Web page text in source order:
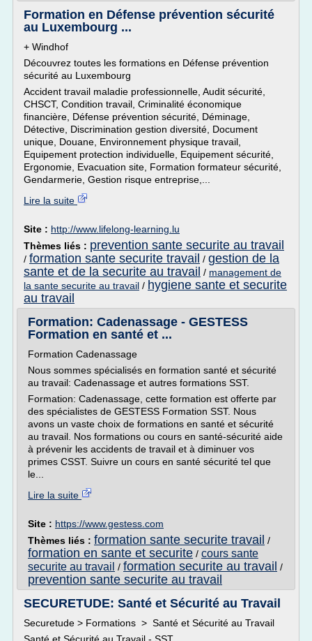
Formation en Défense prévention sécurité
au Luxembourg ...
+ Windhof
Découvrez toutes les formations en Défense prévention
sécurité au Luxembourg
Accident travail maladie professionnelle, Audit sécurité,
CHSCT, Condition travail, Criminalité économique
financière, Défense prévention sécurité, Déminage,
Détective, Discrimination gestion diversité, Document
unique, Douane, Environnement physique travail,
Equipement protection individuelle, Equipement sécurité,
Ergonomie, Evacuation site, Formation formateur sécurité,
Gendarmerie, Gestion risque entreprise,...
Lire la suite
Site : http://www.lifelong-learning.lu
Thèmes liés : prevention sante securite au travail
/ formation sante securite travail / gestion de la
sante et de la securite au travail / management de
la sante securite au travail / hygiene sante et securite
au travail
Formation: Cadenassage - GESTESS
Formation en santé et ...
Formation Cadenassage
Nous sommes spécialisés en formation santé et sécurité
au travail: Cadenassage et autres formations SST.
Formation: Cadenassage, cette formation est offerte par
des spécialistes de GESTESS Formation SST. Nous
avons un vaste choix de formations en santé et sécurité
au travail. Nos formations ou cours en santé-sécurité aide
à prévenir les accidents de travail et à diminuer vos
primes CSST. Suivre un cours en santé sécurité tel que
le...
Lire la suite
Site : https://www.gestess.com
Thèmes liés : formation sante securite travail /
formation en sante et securite / cours sante
securite au travail / formation securite au travail /
prevention sante securite au travail
SECURETUDE: Santé et Sécurité au Travail
Securetude > Formations > Santé et Sécurité au Travail